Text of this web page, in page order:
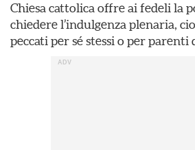
Chiesa cattolica offre ai fedeli la
chiedere l’indulgenza plenaria,
peccati per sé stessi o per parenti